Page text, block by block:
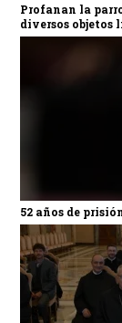
Profanan la
diversos objetos
52 años de